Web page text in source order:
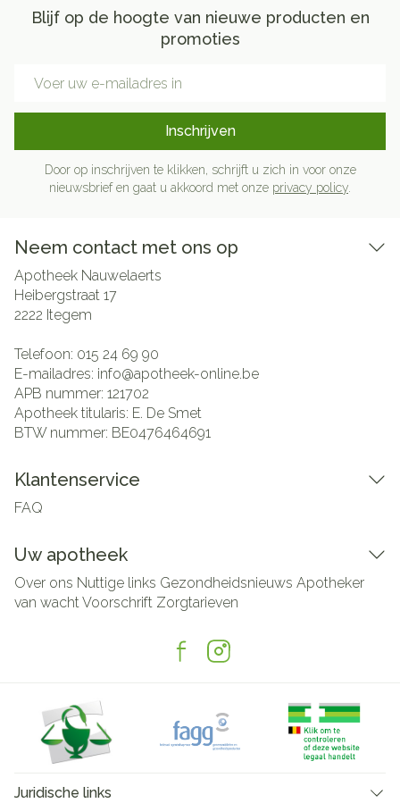
Blijf op de hoogte van nieuwe producten en
promoties
Inschrijven
Door op inschrijven te klikken, schrijft u zich in voor onze
nieuwsbrief en gaat u akkoord met onze privacy policy
Neem contact met ons op
Apotheek Nauwelaerts
Heibergstraat 17
2222 Itegem
Telefoon: 015 24 69 90
E-mailadres: info@apotheek-online.be
APB nummer: 121702
Apotheek titularis: E. De Smet
BTW nummer: BE0476464691
Klantenservice
FAQ
Uw apotheek
Over ons Nuttige links Gezondheidsnieuws Apotheker
van wachtVoorschrift Zorgtarieven
Juridische links